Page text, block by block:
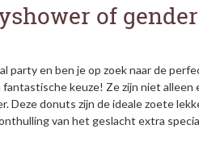
of gender
party en ben je op zoek naar de
keuze! Ze zijn niet alleen
Deze donuts zijn de ideale zoete
van het geslacht extra